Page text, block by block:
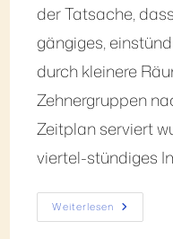
der Tatsache,
gängiges,
durch kleinere
Zehnergruppen
Zeitplan serviert
viertel-stündiges
Weiterlesen